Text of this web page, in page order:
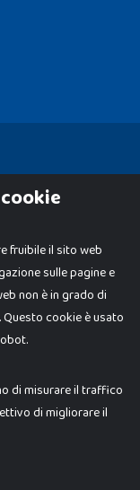
o utilizzo non
da quanto esposto in
fruibile il sito web
sulle pagine e
non è in grado di
cookie è usato
di misurare il traffico
di migliorare il